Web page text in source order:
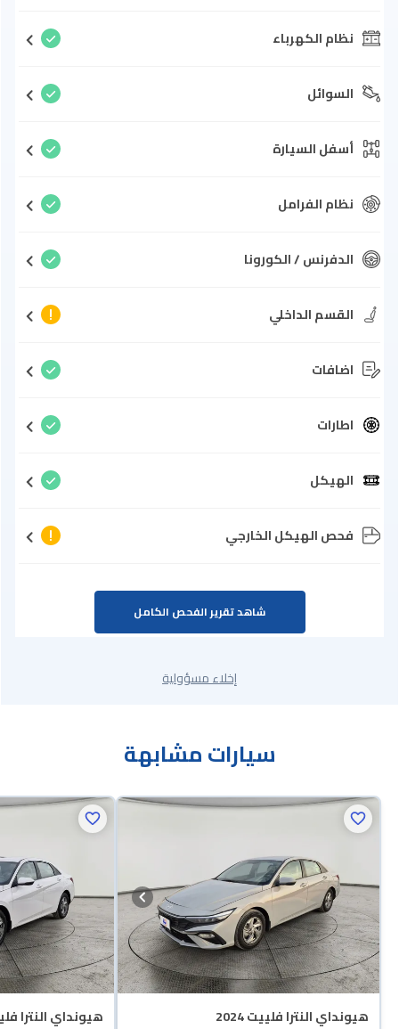
نظام الكهرباء
السوائل
أسفل السيارة
نظام الفرامل
الدفرنس / الكورونا
القسم الداخلي
اضافات
اطارات
الهيكل
فحص الهيكل الخارجي
شاهد تقرير الفحص الكامل
إخلاء مسؤولية
سيارات مشابهة
هيونداي النترا فلييت 2024 هيونداي النترا